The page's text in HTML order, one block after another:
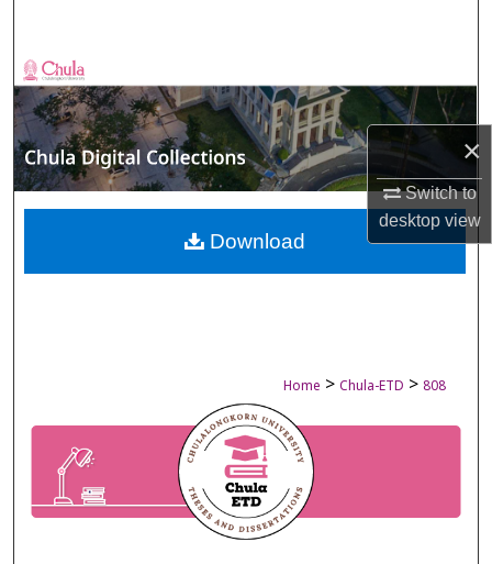
×
Switch to
desktopview
Browse Collections
My Account
About
Digital Commons Network™
Home > Chula-ETD > 808
Download